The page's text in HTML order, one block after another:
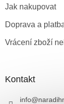
Jak nakupovat
Doprava a
Vrácení zboží
Kontakt
info@